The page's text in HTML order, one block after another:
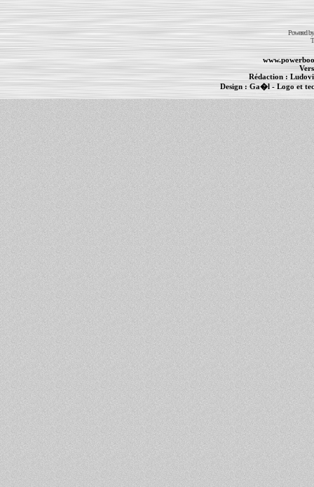
Powered
Rédaction :
Design : Ga�l- Logo et
Informations : PowerBook-